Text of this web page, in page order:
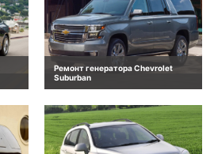
Ремонт генератора Chevrolet
Suburban